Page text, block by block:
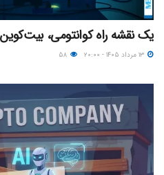
یک نقشه راه کوانتومی، بیت‌کوین